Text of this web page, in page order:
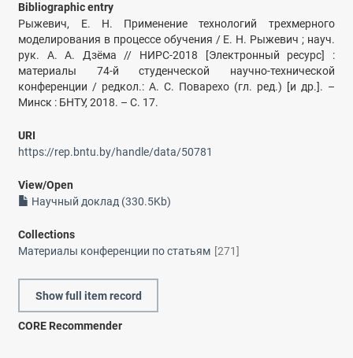
Bibliographic entry
Рыжевич, Е. Н. Применение технологий трехмерного
моделирования в процессе обучения / Е. Н. Рыжевич ; науч.
рук. А. А. Дзёма // НИРС-2018 [Электронный ресурс] :
материалы 74-й студенческой научно-технической
конференции / редкол.: А. С. Поварехо (гл. ред.) [и др.]. –
Минск : БНТУ, 2018. – С. 17.
URI
https://rep.bntu.by/handle/data/50781
View/Open
Научный доклад (330.5Kb)
Collections
Материалы конференции по статьям [271]
Show full item record
CORE Recommender